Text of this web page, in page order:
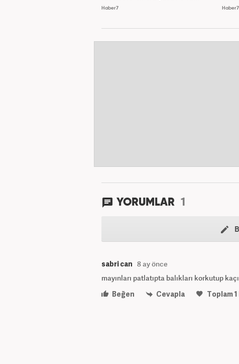
Haber7 Haber7
YORUMLAR 1
sabri can 8 ay önce
mayınları patlatıpta balıkları korkutup
Beğen
Cevapla Toplam1